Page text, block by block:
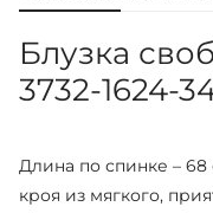
Блузка
3732-1624-
Длина по спинке – 68
кроя из мягкого,